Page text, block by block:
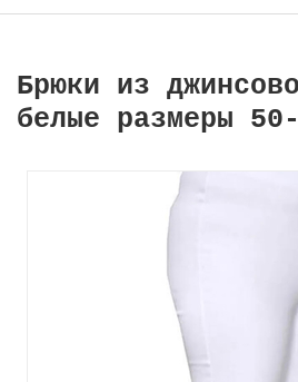
Брюки из
белые размеры